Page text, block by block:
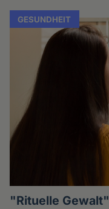
GESUNDHEIT
"Rituelle Gewalt"